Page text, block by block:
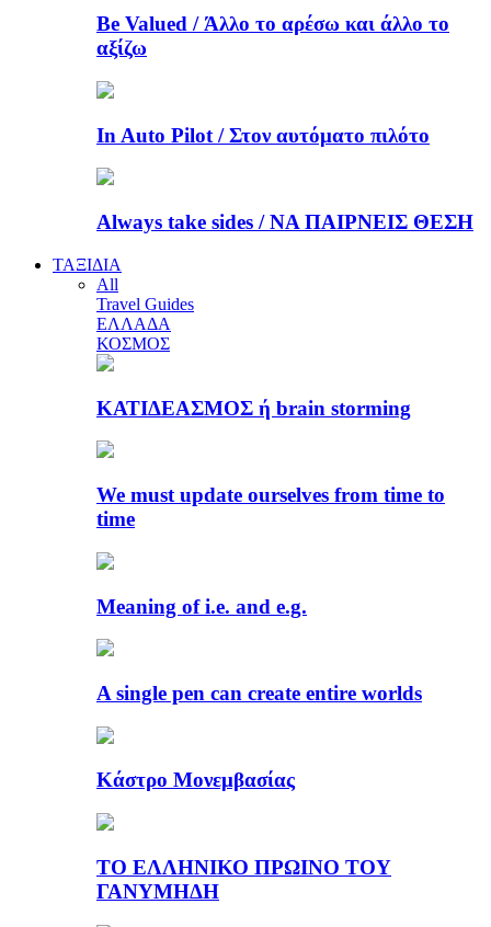
Be Valued / Άλλο το αρέσω και άλλο το
αξίζω
In Auto Pilot / Στον αυτόματο πιλότο
Always take sides / ΝΑ ΠΑΙΡΝΕΙΣ ΘΕΣΗ
ΤΑΞΙΔΙΑ
All
Travel Guides
ΕΛΛΑΔΑ
ΚΟΣΜΟΣ
ΚΑΤΙΔΕΑΣΜΟΣ ή brain storming
We must update ourselves from time to
time
Meaning of i.e. and e.g.
A single pen can create entire worlds
Κάστρο Μονεμβασίας
ΤΟ ΕΛΛΗΝΙΚΟ ΠΡΩΙΝΟ ΤΟΥ
ΓΑΝΥΜΗΔΗ